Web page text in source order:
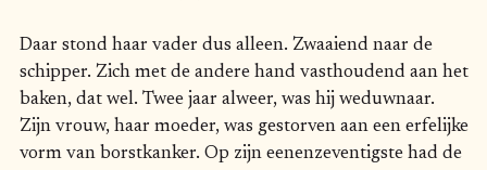
Daar stond haar vader dus alleen. Zwaaiend naar de
schipper. Zich met de andere hand vasthoudend aan het
baken, dat wel. Twee jaar alweer, was hij weduwnaar.
Zijn vrouw, haar moeder, was gestorven aan een erfelijke
vorm van borstkanker. Op zijn eenenzeventigste had de